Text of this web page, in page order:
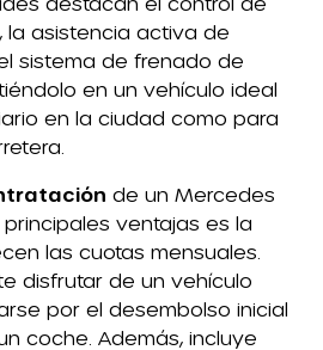
la asistencia activa de
sistema de frenado de
en un vehículo ideal
en la ciudad como para
de un Mercedes
ventajas es la
las cuotas mensuales.
disfrutar de un vehículo
por el desembolso inicial
coche. Además, incluye